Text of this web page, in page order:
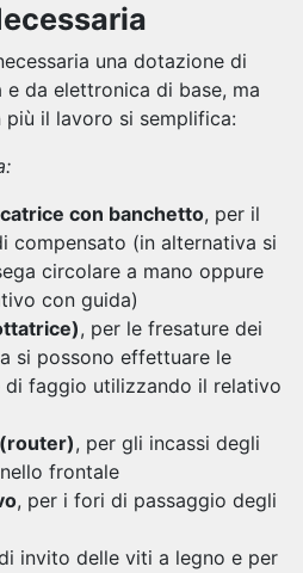
una dotazione di
e da elettronica di base, ma
il lavoro si semplifica:
con banchetto, per il
compensato (in alternativa si
circolare a mano oppure
con guida)
, per le fresature dei
si possono effettuare le
di faggio utilizzando il relativo
, per gli incassi degli
frontale
, per i fori di passaggio degli
invito delle viti a legno e per